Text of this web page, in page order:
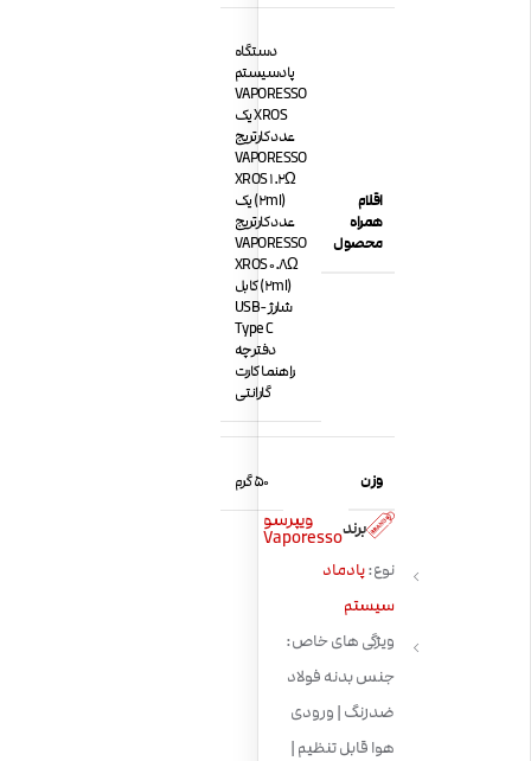
اقلام
همراه
محصول
دستگاه
پادسیستم
VAPORESSO
XROS یک
عدد کارتریج
VAPORESSO
XROS 1.2Ω
(2ml) یک
عدد کارتریج
VAPORESSO
XROS 0.8Ω
(2ml) کابل
شارژ USB-
Type C
دفترچه
راهنما کارت
گارانتی
وزن 50 گرم
برند ویپرسو
Vaporesso
نوع:پادماد
سیستم
ویژگی های خاص:
جنس بدنه فولاد
ضدزنگ | ورودی
هوا قابل تنظیم |